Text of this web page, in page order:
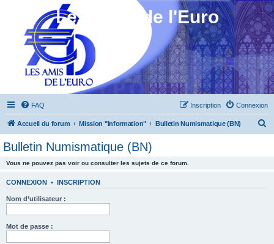
Les Amis de l'Euro
FAQ Connexion
Inscription
Accueil du forum Mission "Information" Bulletin Numismatique (BN)
Bulletin Numismatique (BN)
Vous ne pouvez pas voir ou consulter les sujets de ce forum.
CONNEXION • INSCRIPTION
Nom d’utilisateur :
Mot de passe :